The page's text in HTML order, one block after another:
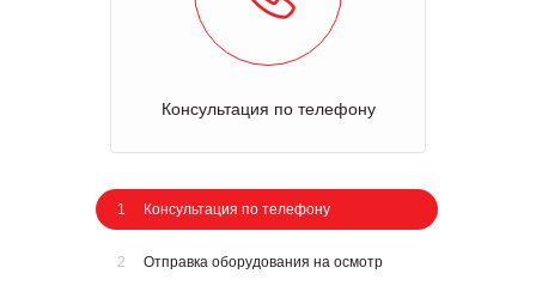
Консультация по телефону
1 Консультация по телефону
2 Отправка оборудования на осмотр